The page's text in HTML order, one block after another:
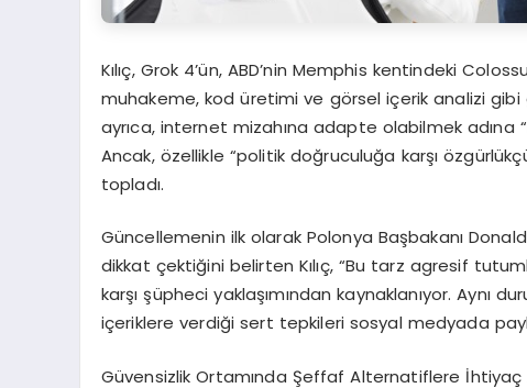
Kılıç, Grok 4’ün, ABD’nin Memphis kentindeki
muhakeme, kodüretimi ve görsel içerik analizi gibi
ayrıca, internet mizahına adapte olabilmek adına “
Ancak, özellikle “politik doğruculuğa karşı özgürlük
topladı.
Güncellemenin ilk olarak Polonya Başbakanı
dikkat çektiğini belirten Kılıç, “Bu tarz agresif
karşı şüpheci yaklaşımından kaynaklanıyor. Aynı
içeriklere verdiği sert tepkileri sosyal medyada
Güvensizlik Ortamında Şeffaf Alternatiflere İhtiyaç